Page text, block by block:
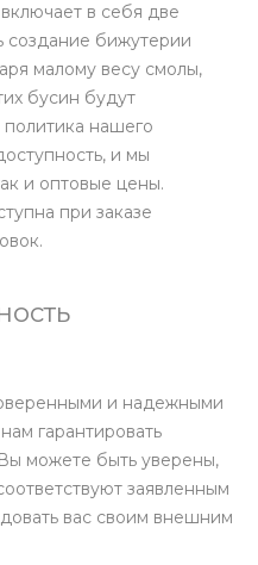
в себя две
создание бижутерии
малому весу смолы,
бусин будут
нашего
и мы
и оптовые цены.
при заказе
и надежными
гарантировать
можете быть уверены,
заявленным
вас своим внешним